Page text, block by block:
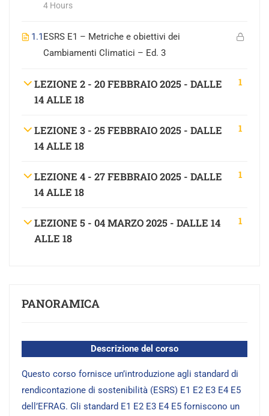
4 Hours
1.1ESRS E1 – Metriche e obiettivi dei
Cambiamenti Climatici – Ed. 3
LEZIONE 2 - 20 FEBBRAIO 2025 - DALLE
14 ALLE 18
1
LEZIONE 3 - 25 FEBBRAIO 2025 - DALLE
14 ALLE 18
1
LEZIONE 4 - 27 FEBBRAIO 2025 - DALLE
14 ALLE 18
1
LEZIONE 5 - 04 MARZO 2025 - DALLE 14
ALLE 18
1
PANORAMICA
Descrizione del corso
Questo corso fornisce un’introduzione agli standard di
rendicontazione di sostenibilità (ESRS) E1 E2 E3 E4 E5
dell’EFRAG. Gli standard E1 E2 E3 E4 E5 forniscono un